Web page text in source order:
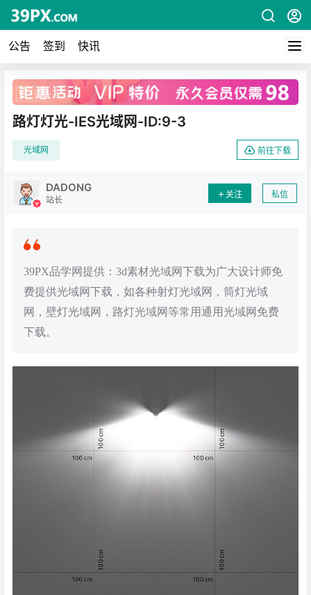
公告 签到 快讯
广告
路灯灯光-IES光域网-ID:9-3
光域网 前往下载
DADONG
站长
关注 私信
39PX品学网提供：3d素材光域网下载为广大设计师免
费提供光域网下载，如各种射灯光域网，筒灯光域
网，壁灯光域网，路灯光域网等常用通用光域网免费
下载。